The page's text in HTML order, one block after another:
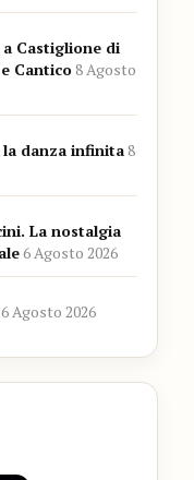
Castiglione di
Cantico8 Agosto
la danza infinita8
La nostalgia
6 Agosto 2026
6 Agosto 2026